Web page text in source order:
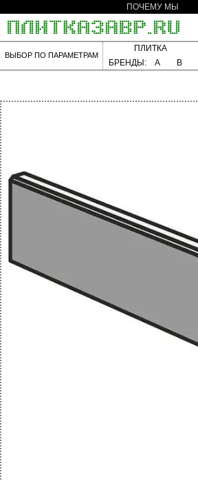
ПОЧЕМУ МЫ
ВЫБОР ПО ПАРАМЕТРАМ
ПЛИТКА
БРЕНДЫ:
A B